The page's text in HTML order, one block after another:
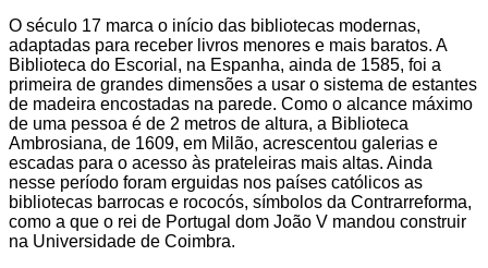
O século 17 marca o início das bibliotecas modernas,
adaptadas para receber livros menores e mais baratos. A
Biblioteca do Escorial, na Espanha, ainda de 1585, foi a
primeira de grandes dimensões a usar o sistema de estantes
de madeira encostadas na parede. Como o alcance máximo
de uma pessoa é de 2 metros de altura, a Biblioteca
Ambrosiana, de 1609, em Milão, acrescentou galerias e
escadas para o acesso às prateleiras mais altas. Ainda
nesse período foram erguidas nos países católicos as
bibliotecas barrocas e rococós, símbolos da Contrarreforma,
como a que o rei de Portugal dom João V mandou construir
na Universidade de Coimbra.